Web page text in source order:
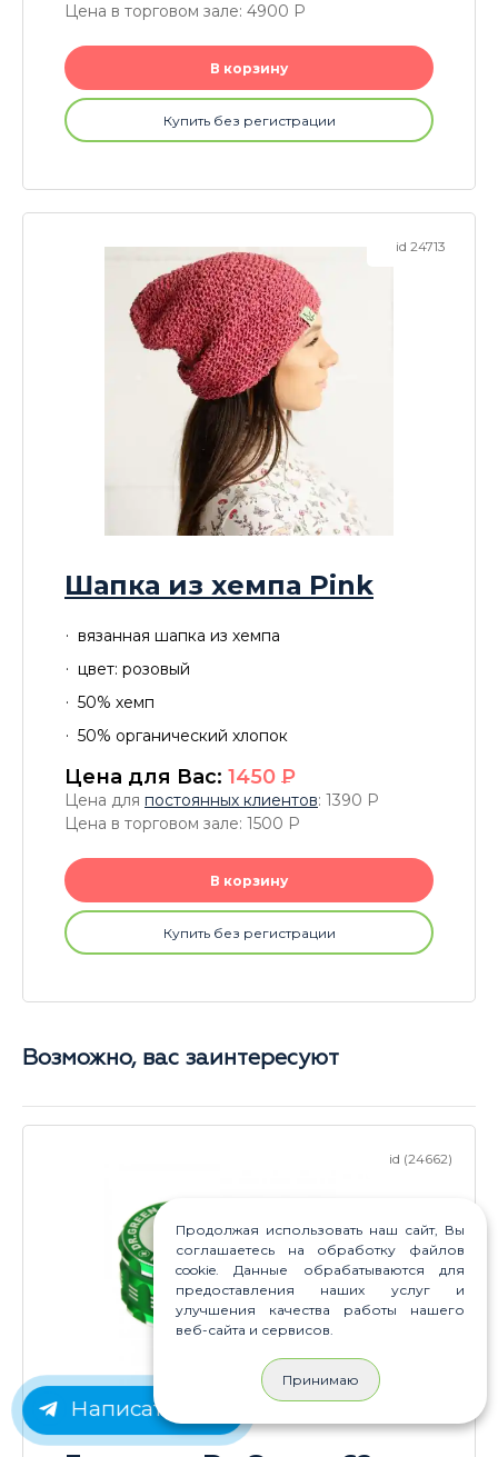
Цена в торговом зале: 4900 P
В корзину
Купить без регистрации
id 24713
Шапка из хемпа Pink
вязанная шапка из хемпа
цвет: розовый
50% хемп
50% органический хлопок
Цена для Вас: 1450 P
Цена для постоянных клиентов: 1390 P
Цена в торговом зале: 1500 P
В корзину
Купить без регистрации
Возможно, вас заинтересуют
id (24662)
Написать нам
Продолжая использовать наш сайт, Вы
соглашаетесь на обработку файлов
cookie. Данные обрабатываются для
предоставления наших услуг и
улучшения качества работы нашего
веб-сайта и сервисов.
Принимаю